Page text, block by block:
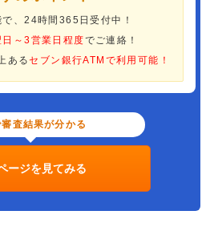
、24時間365日受付中！
日～3営業日程度でご連絡！
あるセブン銀行ATMで利用可能！
査結果が分かる
ージを見てみる